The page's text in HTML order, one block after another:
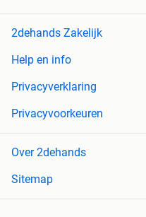
2dehands Zakelijk
Help en info
Privacyverklaring
Privacyvoorkeuren
Over 2dehands
Sitemap